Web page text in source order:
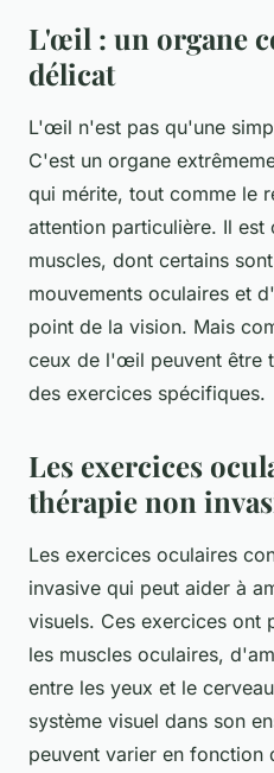
L'œil : un organe
délicat
L'œil n'est pas qu'une
C'est un organe
qui mérite, tout comme le
attention particulière. Il est
muscles, dont certains
mouvements oculaires et
point de la vision. Mais
ceux de l'œil peuvent être
des exercices spécifiques.
Les exercices
thérapie non
Les exercices oculaires
invasive qui peut aider à
visuels. Ces exercices
les muscles oculaires,
entre les yeux et le
système visuel dans son
peuvent varier en fonction